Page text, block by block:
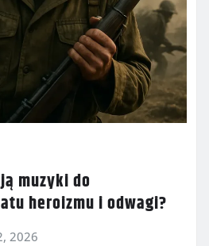
muzyki do
heroizmu i odwagi?
2026